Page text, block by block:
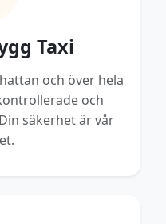
Taxi
och över hela
och
säkerhet är vår